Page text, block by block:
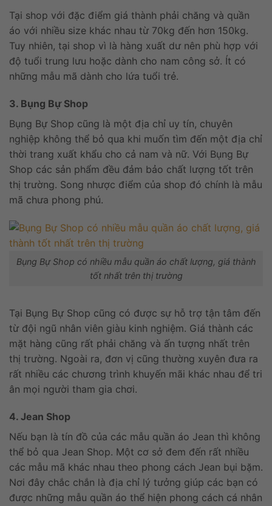
Tại shop với đặc điểm giá thành phải chăng và quần
áo với nhiều size khác nhau từ 70kg đến hơn 150kg.
Tuy nhiên, tại shop vì là hàng xuất dư nên phù hợp với
độ tuổi trung lưu hoặc dành cho nam công sở. Ít có
những mẫu mã dành cho lứa tuổi trẻ.
3. Bụng Bự Shop
Bụng Bự Shop cũng là một địa chỉ uy tín, chuyên
nghiệp không thể bỏ qua khi muốn tìm đến một địa chỉ
thời trang xuất khẩu cho cả nam và nữ. Với Bụng Bự
Shop các sản phẩm đều đảm bảo chất lượng tốt trên
thị trường. Song nhược điểm của shop đó chính là mẫu
mã chưa phong phú.
Bụng Bự Shop có nhiều mẫu quần áo chất lượng, giá thành
tốt nhất trên thị trường
Tại Bụng Bự Shop cũng có được sự hỗ trợ tận tâm đến
từ đội ngũ nhân viên giàu kinh nghiệm. Giá thành các
mặt hàng cũng rất phải chăng và ấn tượng nhất trên
thị trường. Ngoài ra, đơn vị cũng thường xuyên đưa ra
rất nhiều các chương trình khuyến mãi khác nhau để tri
ân mọi người tham gia chơi.
4. Jean Shop
Nếu bạn là tín đồ của các mẫu quần áo Jean thì không
thể bỏ qua Jean Shop. Một cơ sở đem đến rất nhiều
các mẫu mã khác nhau theo phong cách Jean bụi bặm.
Nơi đây chắc chắn là địa chỉ lý tưởng giúp các bạn có
được những mẫu quần áo thể hiện phong cách cá nhân